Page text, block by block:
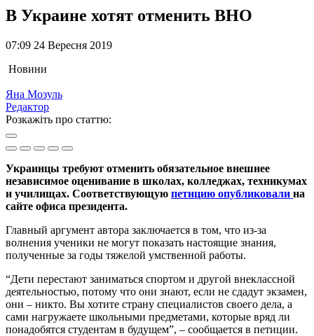
В Украине хотят отменить ВНО
07:09 24 Вересня 2019
Новини
Яна Мозуль
Редактор
Розкажіть про статтю:
Украинцы требуют отменить обязательное внешнее
независимое оценивание в школах, колледжах, техникумах
и училищах. Соответствующую петицию опубликовали на
сайте офиса президента.
Главный аргумент автора заключается в том, что из-за
волнения ученики не могут показать настоящие знания,
полученные за годы тяжелой умственной работы.
“Дети перестают заниматься спортом и другой внеклассной
деятельностью, потому что они знают, если не сдадут экзамен,
они – никто. Вы хотите страну специалистов своего дела, а
сами нагружаете школьными предметами, которые вряд ли
понадобятся студентам в будущем”, – сообщается в петиции.